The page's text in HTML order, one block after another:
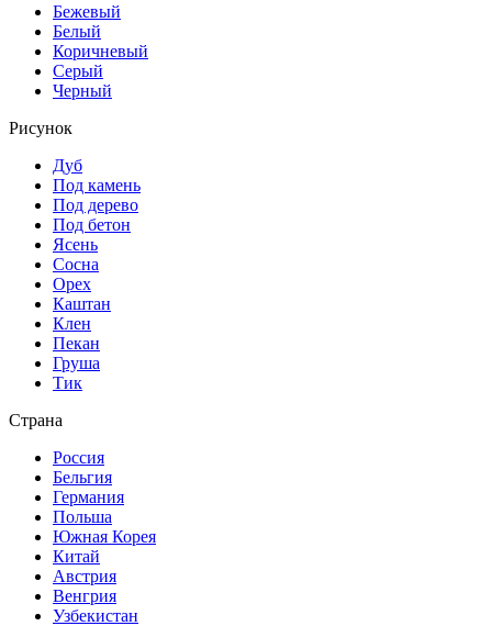
Бежевый
Белый
Коричневый
Серый
Черный
Рисунок
Дуб
Под камень
Под дерево
Под бетон
Ясень
Сосна
Орех
Каштан
Клен
Пекан
Груша
Тик
Страна
Россия
Бельгия
Германия
Польша
Южная Корея
Китай
Австрия
Венгрия
Узбекистан